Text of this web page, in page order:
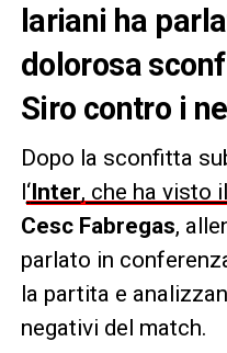
lariani ha
dolorosa
Siro contro i
Dopo la sconfitta
l‘Inter, che ha visto il
Cesc Fabregas,
parlato in
la partita e
negativi del match.